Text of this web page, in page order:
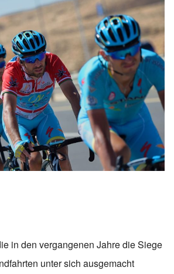
in den vergangenen Jahre die Siege
unter sich ausgemacht